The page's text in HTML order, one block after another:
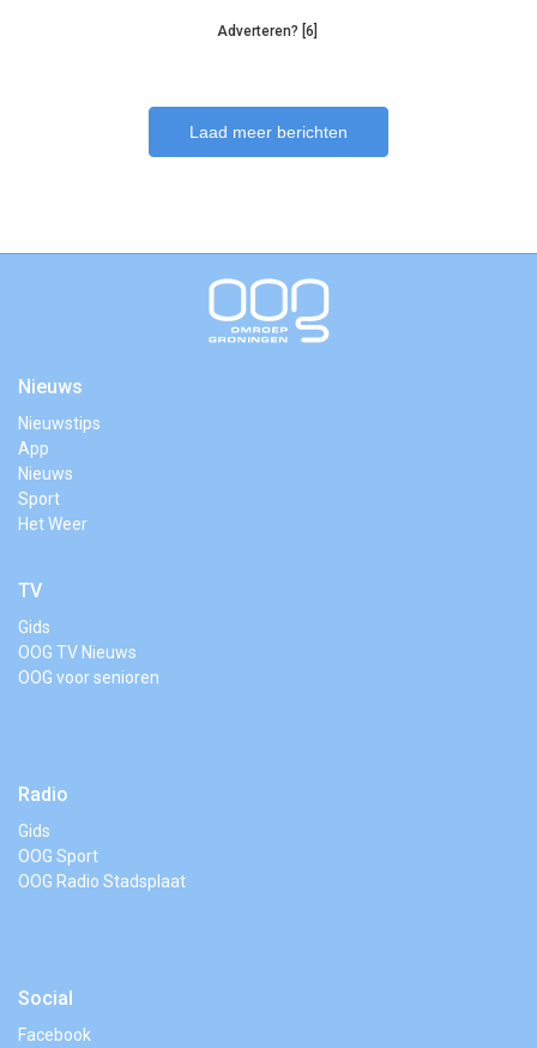
Adverteren? [6]
Laad meer berichten
Nieuws
Nieuwstips
App
Nieuws
Sport
Het Weer
TV
Gids
OOG TV Nieuws
OOG voor senioren
Radio
Gids
OOG Sport
OOG Radio Stadsplaat
Social
Facebook